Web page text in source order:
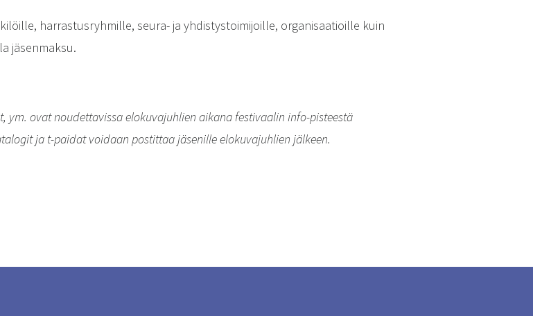
harrastusryhmille, seura- ja yhdistystoimijoille, organisaatioille kuin
jäsenmaksu.
ovat noudettavissa elokuvajuhlien aikana festivaalin info-pisteestä
ja t-paidat voidaan postittaa jäsenille elokuvajuhlien jälkeen.